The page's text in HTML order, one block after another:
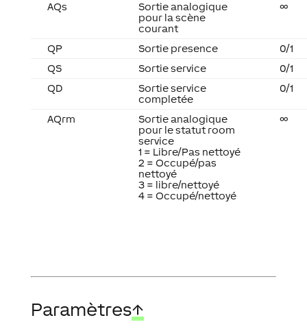
AQs
Sortie analogique
pour la scène
courant
∞
QP Sortie presence
0/1
QS
Sortie service
0/1
QD
Sortie service
completée
0/1
AQrm
Sortie analogique
pour le statut room
service
1 = Libre/Pas nettoyé
2 = Occupé/pas
nettoyé
3 = libre/nettoyé
4 = Occupé/nettoyé
∞
Paramètres↑